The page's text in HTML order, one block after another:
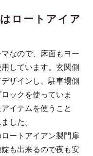
ロートアイア
なので、床面もヨー
しています。玄関側
ザインし、駐車場側
ックを使っていま
イテムを使うこと
した。
ートアイアン製門扉
も出来るので夜も安